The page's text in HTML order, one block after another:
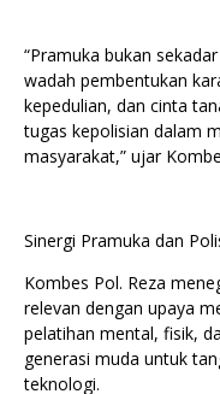
“Pramuka bukan
wadah pembentukan
kepedulian, dan cinta
tugas kepolisian dalam
masyarakat,” ujar
Sinergi Pramuka dan
Kombes Pol. Reza
relevan dengan upaya
pelatihan mental, fisik,
generasi muda untuk
teknologi.